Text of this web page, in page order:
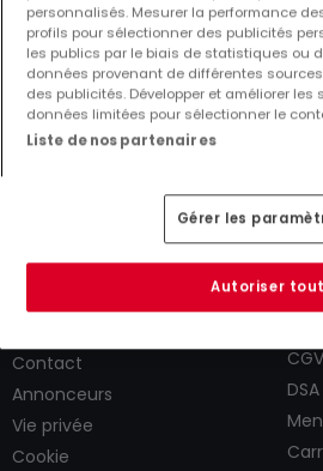
Bureaux à Hostert
Immobilier à Hostert
Agences immobilières à
Estimation immobilière
Contact
Annonceurs
Vie privée
Cookie
CGV
DSA
personnalisés. Mesurer la performance
profils pour sélectionner des publicités
les publics par le biais de statistiques ou
données provenant de différentes
des publicités. Développer et améliorer les
données limitées pour sélectionner le
Liste de nos partenaires
Gérer les
Autoriser tout